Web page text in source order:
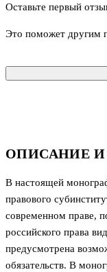
ОПИСАНИЕ И
В настоящей
правового
современном праве,
российского права
предусмотрена
обязательств. В
Оставьте первый
Это поможет другим